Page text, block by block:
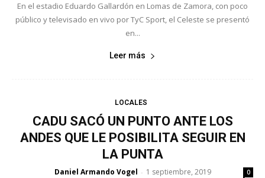
En el estadio Eduardo Gallardón en Lomas de Zamora, con poco
público y televisado en vivo por TyC Sport, el Celeste se presentó
en...
Leer más
LOCALES
CADU SACÓ UN PUNTO ANTE LOS
ANDES QUE LE POSIBILITA SEGUIR EN
LA PUNTA
Daniel Armando Vogel - 1 septiembre, 2019 0